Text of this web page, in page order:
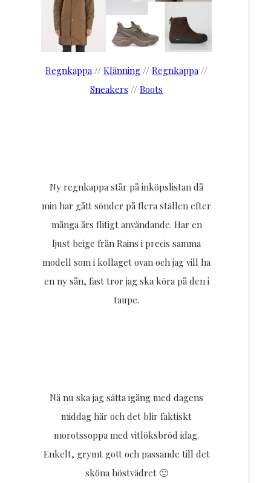
Regnkappa// Klänning // Regnkappa//
Sneakers // Boots
Ny regnkappa står på inköpslistan då
min har gått sönder på flera ställen efter
många års flitigt användande. Har en
ljust beige från Rains i precis samma
modell som i kollaget ovan och jag vill ha
en ny sån, fast tror jag ska köra på den i
taupe.
Nä nu ska jag sätta igång med dagens
middag här och det blir faktiskt
morotssoppa med vitlöksbröd idag.
Enkelt, grymt gott och passande till det
sköna höstvädret 🙂